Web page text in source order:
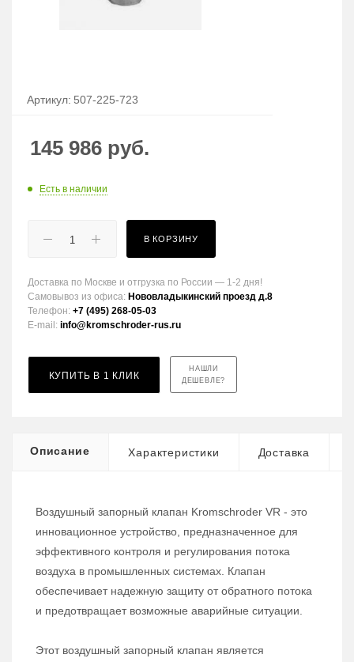
Артикул: 507-225-723
145 986 руб.
Есть в наличии
В КОРЗИНУ
Доставка по Москве и отгрузка по России — 1-2 дня!
Самовывоз из офиса: Нововладыкинский проезд д.8
Телефон: +7 (495) 268-05-03
E-mail: info@kromschroder-rus.ru
КУПИТЬ В 1 КЛИК
НАШЛИ
ДЕШЕВЛЕ?
Описание Характеристики Доставка
Воздушный запорный клапан Kromschroder VR - это
инновационное устройство, предназначенное для
эффективного контроля и регулирования потока
воздуха в промышленных системах. Клапан
обеспечивает надежную защиту от обратного потока
и предотвращает возможные аварийные ситуации.
Этот воздушный запорный клапан является